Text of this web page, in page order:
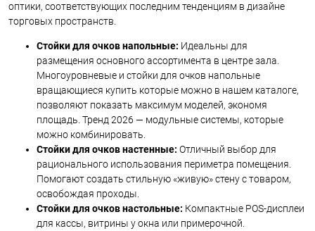
оптики, соответствующих последним тенденциям в дизайне
торговых пространств.
Стойки для очков напольные: Идеальны для
размещения основного ассортимента в центре зала.
Многоуровневые и стойки для очков напольные
вращающиеся купить которые можно в нашем каталоге,
позволяют показать максимум моделей, экономя
площадь. Тренд 2026 — модульные системы, которые
можно комбинировать.
Стойки для очков настенные: Отличный выбор для
рационального использования периметра помещения.
Помогают создать стильную «живую» стену с товаром,
освобождая проходы.
Стойки для очков настольные: Компактные POS-дисплеи
для кассы, витрины у окна или примерочной.